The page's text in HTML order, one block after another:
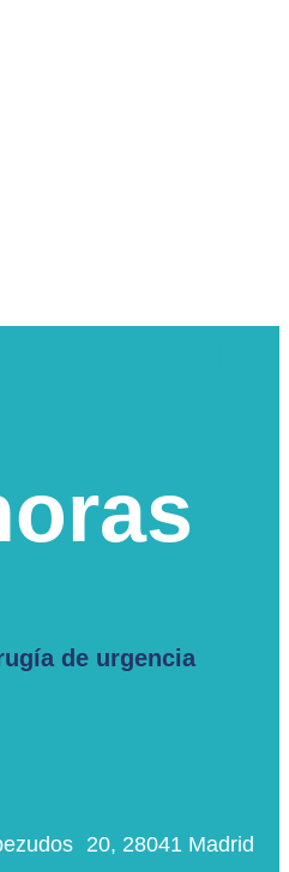
de urgencia
20, 28041 Madrid